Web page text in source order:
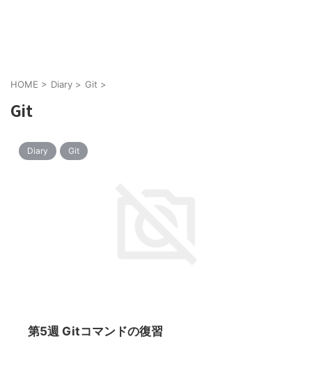
HOME > Diary > Git >
Git
Diary Git
第5週 Gitコマンドの復習